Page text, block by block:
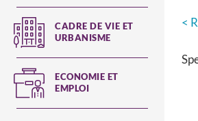
CADRE DE VIE ET
URBANISME
ECONOMIE ET
EMPLOI
<